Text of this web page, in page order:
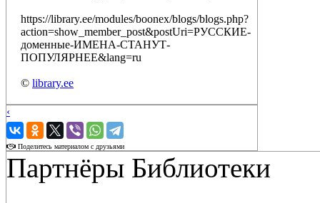
https://library.ee/modules/boonex/blogs/blogs.php?
action=show_member_post&postUri=РУССКИЕ-
доменные-ИМЕНА-СТАНУТ-
ПОПУЛЯРНЕЕ&lang=ru
© library.ee
‹
›
Поделитесь материалом с друзьями
Партнёры Библиотеки